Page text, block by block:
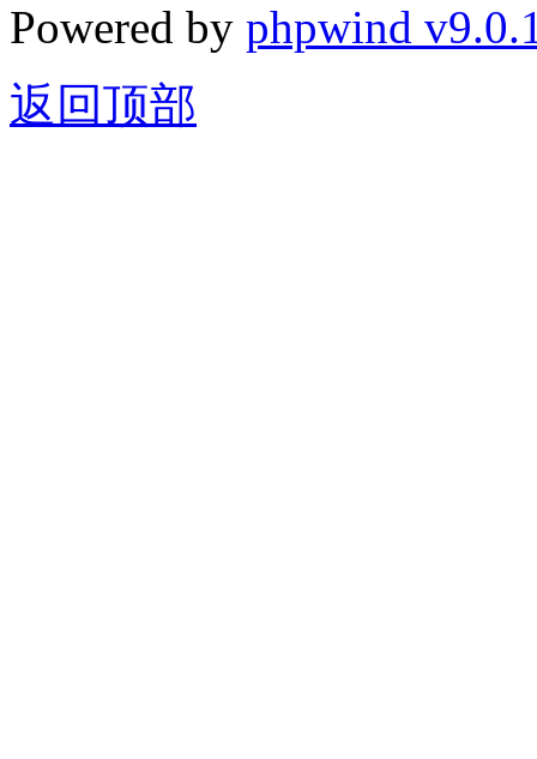
Powered by phpwind
返回顶部